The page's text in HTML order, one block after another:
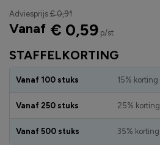
STAFFELKORTING
Vanaf 100 stuks 15% korting
Vanaf 250 stuks 25% korting
Vanaf 500 stuks 35% korting
Adviesprijs € 0,91
Vanaf € 0,59p/st